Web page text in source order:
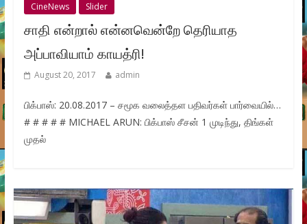
CineNews Slider
சாதி என்றால் என்னவென்றே தெரியாத
அப்பாவியாம் காயத்ரி!
August 20, 2017 admin
பிக்பாஸ்: 20.08.2017 – சமூக வலைத்தள பதிவர்கள் பார்வையில்…
# # # # # MICHAEL ARUN: பிக்பாஸ் சீசன் 1 முடிந்து, திங்கள்
முதல்